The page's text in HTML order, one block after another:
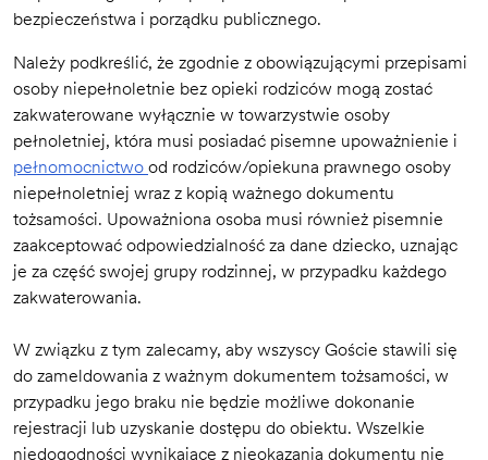
bezpieczeństwa i porządku publicznego.
Należy podkreślić, że zgodnie z obowiązującymi przepisami
osoby niepełnoletnie bez opieki rodziców mogą zostać
zakwaterowane wyłącznie w towarzystwie osoby
pełnoletniej, która musi posiadać pisemne upoważnienie i
pełnomocnictwo od rodziców/opiekuna prawnego osoby
niepełnoletniej wraz z kopią ważnego dokumentu
tożsamości. Upoważniona osoba musi również pisemnie
zaakceptować odpowiedzialność za dane dziecko, uznając
je za część swojej grupy rodzinnej, w przypadku każdego
zakwaterowania.
W związku z tym zalecamy, aby wszyscy Goście stawili się
do zameldowania z ważnym dokumentem tożsamości, w
przypadku jego braku nie będzie możliwe dokonanie
rejestracji lub uzyskanie dostępu do obiektu. Wszelkie
niedogodności wynikające z nieokazania dokumentu nie